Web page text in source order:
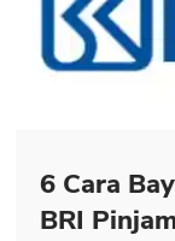
6 Cara
BRI